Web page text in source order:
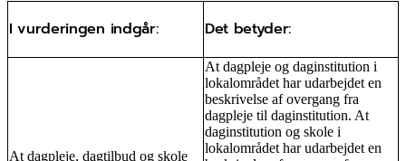
I vurderingen indgår: Det betyder:
At dagpleje, dagtilbud og skole
At dagpleje og daginstitution i
lokalområdet har udarbejdet en
beskrivelse af overgang fra
dagpleje til daginstitution. At
daginstitution og skole i
lokalområdet har udarbejdet en